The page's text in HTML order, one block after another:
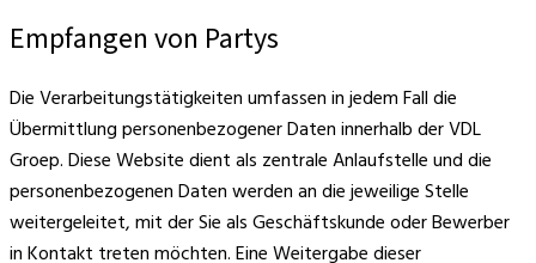
Empfangen von Partys
Die Verarbeitungstätigkeiten umfassen in jedem Fall die
Übermittlung personenbezogener Daten innerhalb der VDL
Groep. Diese Website dient als zentrale Anlaufstelle und die
personenbezogenen Daten werden an die jeweilige Stelle
weitergeleitet, mit der Sie als Geschäftskunde oder Bewerber
in Kontakt treten möchten. Eine Weitergabe dieser